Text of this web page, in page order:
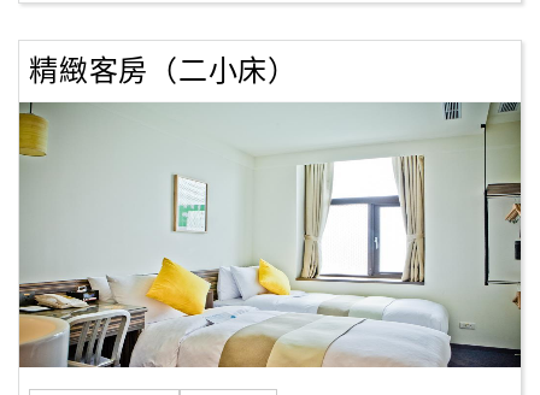
客
服
聯
單
客
服
精緻客房（二小床）